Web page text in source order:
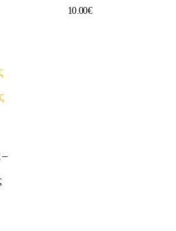
10.00€
–